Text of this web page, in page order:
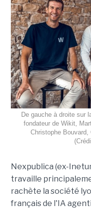
De gauche à droite sur
fondateur de Wikit,
Christophe
Nexpublica (ex-
travaille
rachète la société
français de l'IA